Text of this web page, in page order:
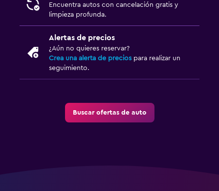
Encuentra autos con cancelación gratis y
limpieza profunda.
Alertas de precios
¿Aún no quieres reservar?
Crea una alerta de precios para realizar un
seguimiento.
Buscar ofertas de auto